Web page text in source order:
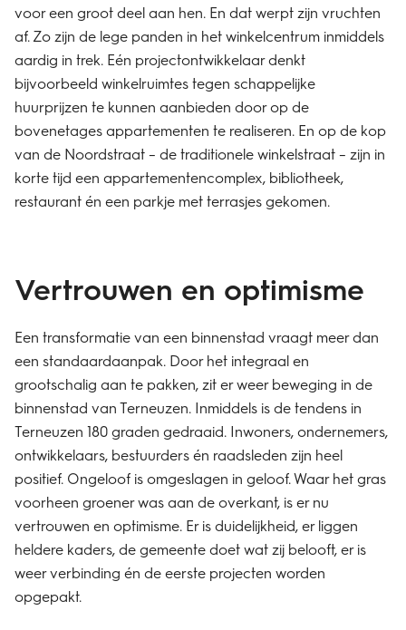
voor een groot deel aan hen. En dat werpt zijn vruchten
af. Zo zijn de lege panden in het winkelcentrum inmiddels
aardig in trek. Eén projectontwikkelaar denkt
bijvoorbeeld winkelruimtes tegen schappelijke
huurprijzen te kunnen aanbieden door op de
bovenetages appartementen te realiseren. En op de kop
van de Noordstraat – de traditionele winkelstraat – zijn in
korte tijd een appartementencomplex, bibliotheek,
restaurant én een parkje met terrasjes gekomen.
Vertrouwen en optimisme
Een transformatie van een binnenstad vraagt meer dan
een standaardaanpak. Door het integraal en
grootschalig aan te pakken, zit er weer beweging in de
binnenstad van Terneuzen. Inmiddels is de tendens in
Terneuzen 180 graden gedraaid. Inwoners, ondernemers,
ontwikkelaars, bestuurders én raadsleden zijn heel
positief. Ongeloof is omgeslagen in geloof. Waar het gras
voorheen groener was aan de overkant, is er nu
vertrouwen en optimisme. Er is duidelijkheid, er liggen
heldere kaders, de gemeente doet wat zij belooft, er is
weer verbinding én de eerste projecten worden
opgepakt.